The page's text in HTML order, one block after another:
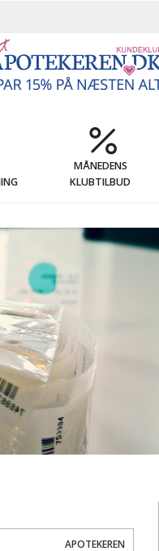
MÅNEDENS
KLUBTILBUD
APOTEKEREN